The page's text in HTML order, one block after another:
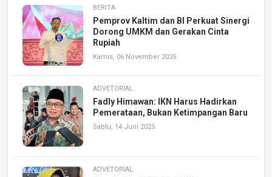
BERITA
Pemprov Kaltim dan BI Perkuat Sinergi
Dorong UMKM dan Gerakan Cinta
Rupiah
Kamis, 06 November 2025
ADVETORIAL
Fadly Himawan: IKN Harus Hadirkan
Pemerataan, Bukan Ketimpangan Baru
Sabtu, 14 Juni 2025
ADVETORIAL